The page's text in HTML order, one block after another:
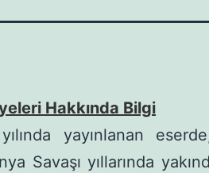
Hakkında Bilgi
yayınlanan
Savaşı yıllarında